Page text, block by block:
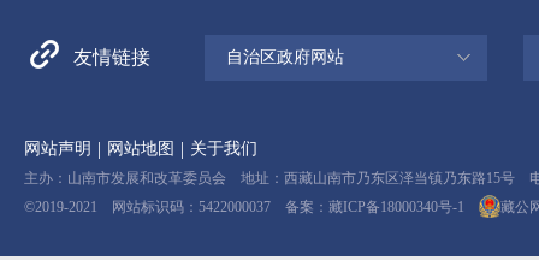
友情链接 自治区政府网站
网站声明 | 网站地图 | 关于我们
主办：山南市发展和改革委员会 地址：西藏山南市乃东区泽当镇乃东路15号 电
©2019-2021 网站标识码：5422000037 备案： 藏ICP备18000340号-1 藏公